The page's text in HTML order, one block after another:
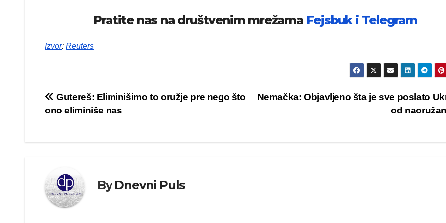
Pratite nas na društvenim mrežama Fejsbuk i Telegram
Izvor: Reuters
Kretanje
Nemačka: Objavljeno šta je sve poslato
od
Gutereš: Eliminišimo to oružje pre nego što
ono eliminiše nas
ByDnevni Puls